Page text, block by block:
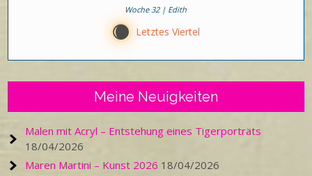
Woche 32 | Edith
X Letztes Viertel
Meine Neuigkeiten
Malen mit Acryl – Entstehung eines Tigerporträts
18/04/2026
Maren Martini – Kunst 2026 18/04/2026